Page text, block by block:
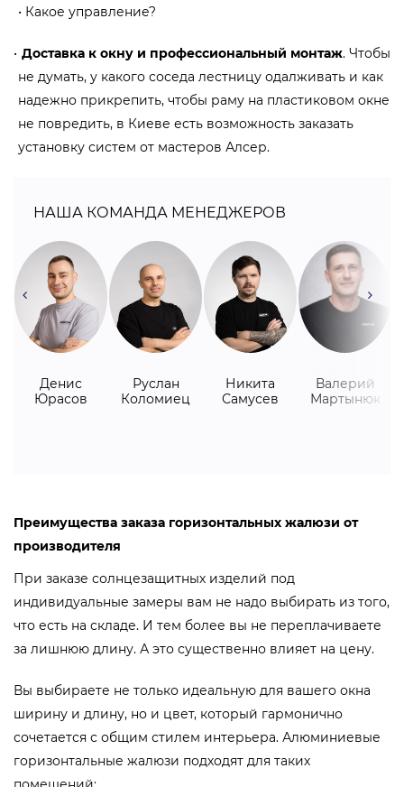
Какое управление?
Доставка к окну и профессиональный монтаж. Чтобы
не думать, у какого соседа лестницу одалживать и как
надежно прикрепить, чтобы раму на пластиковом окне
не повредить, в Киеве есть возможность заказать
установку систем от мастеров Алсер.
НАША КОМАНДА МЕНЕДЖЕРОВ
Денис
Юрасов
Руслан
Коломиец
Никита
Самусев
Валерий
Мартынюк
Преимущества заказа горизонтальных жалюзи от
производителя
При заказе солнцезащитных изделий под
индивидуальные замеры вам не надо выбирать из того,
что есть на складе. И тем более вы не переплачиваете
за лишнюю длину. А это существенно влияет на цену.
Вы выбираете не только идеальную для вашего окна
ширину и длину, но и цвет, который гармонично
сочетается с общим стилем интерьера. Алюминиевые
горизонтальные жалюзи подходят для таких